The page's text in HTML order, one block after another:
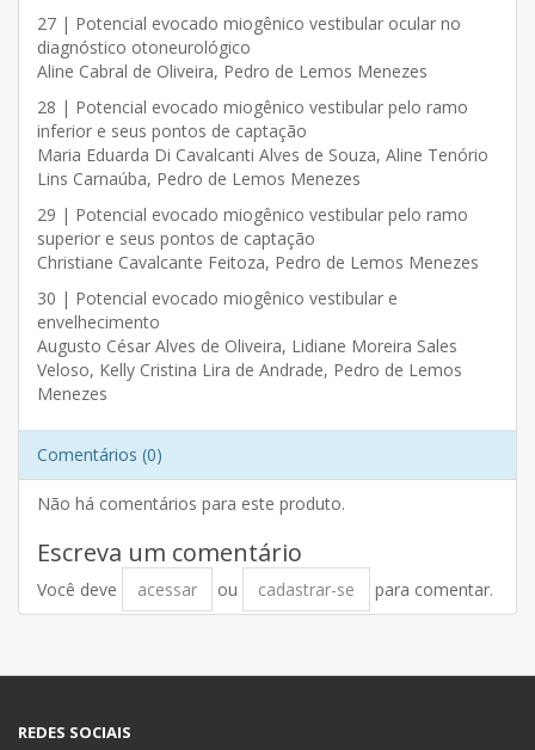
27 | Potencial evocado miogênico vestibular ocular no
diagnóstico otoneurológico
Aline Cabral de Oliveira, Pedro de Lemos Menezes
28 | Potencial evocado miogênico vestibular pelo ramo
inferior e seus pontos de captação
Maria Eduarda Di Cavalcanti Alves de Souza, Aline Tenório
Lins Carnaúba, Pedro de Lemos Menezes
29 | Potencial evocado miogênico vestibular pelo ramo
superior e seus pontos de captação
Christiane Cavalcante Feitoza, Pedro de Lemos Menezes
30 | Potencial evocado miogênico vestibular e
envelhecimento
Augusto César Alves de Oliveira, Lidiane Moreira Sales
Veloso, Kelly Cristina Lira de Andrade, Pedro de Lemos
Menezes
Comentários (0)
Não há comentários para este produto.
Escreva um comentário
Você deve acessar ou cadastrar-se para comentar.
REDES SOCIAIS